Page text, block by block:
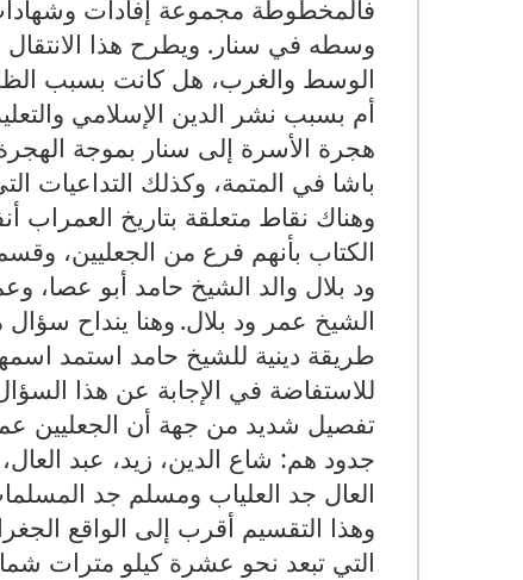
فالمخطوطة مجموعة إفادات
وسطه في سنار. ويطرح هذا
الوسط والغرب، هل كانت بسبب
أم بسبب نشر الدين الإسلامي
هجرة الأسرة إلى سنار بموجة
باشا في المتمة، وكذلك التداعيات
وهناك نقاط متعلقة بتاريخ
الكتاب بأنهم فرع من الجعليين،
ود بلال والد الشيخ حامد أبو عصا،
الشيخ عمر ود بلال. وهنا ينداح
طريقة دينية للشيخ حامد استمد
للاستفاضة في الإجابة عن هذا
تفصيل شديد من جهة أن الجعليين
جدود هم: شاع الدين، زيد، عبد
العال جد العلياب ومسلم جد
وهذا التقسيم أقرب إلى الواقع
التي تبعد نحو عشرة كيلو مترات